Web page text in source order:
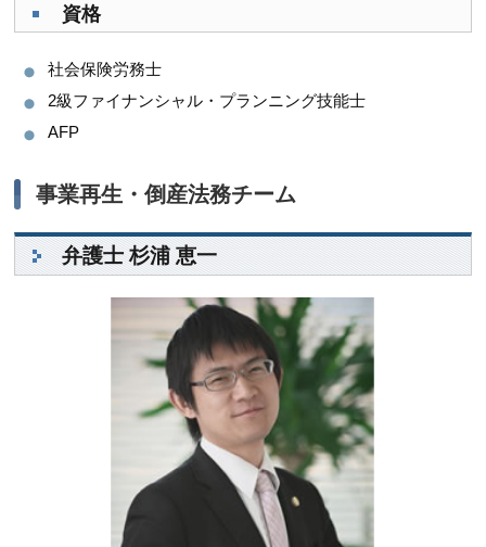
資格
社会保険労務士
2級ファイナンシャル・プランニング技能士
AFP
事業再生・倒産法務チーム
弁護士 杉浦 恵一